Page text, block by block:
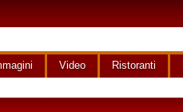
Video Ristoranti